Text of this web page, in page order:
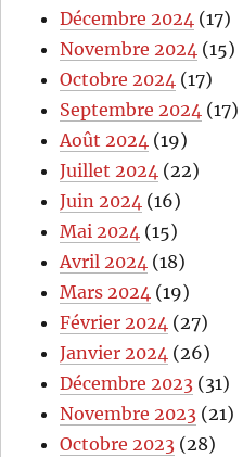
Décembre 2024 (17)
Novembre 2024 (15)
Octobre 2024 (17)
Septembre 2024 (17)
Août 2024 (19)
Juillet 2024 (22)
Juin 2024 (16)
Mai 2024 (15)
Avril 2024 (18)
Mars 2024 (19)
Février 2024 (27)
Janvier 2024 (26)
Décembre 2023 (31)
Novembre 2023 (21)
Octobre 2023 (28)